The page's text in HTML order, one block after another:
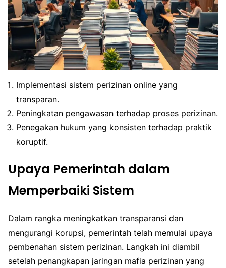
Implementasi sistem perizinan online yang
transparan.
Peningkatan pengawasan terhadap proses perizinan.
Penegakan hukum yang konsisten terhadap praktik
koruptif.
Upaya Pemerintah dalam
Memperbaiki Sistem
Dalam rangka meningkatkan transparansi dan
mengurangi korupsi, pemerintah telah memulai upaya
pembenahan sistem perizinan. Langkah ini diambil
setelah penangkapan jaringan mafia perizinan yang